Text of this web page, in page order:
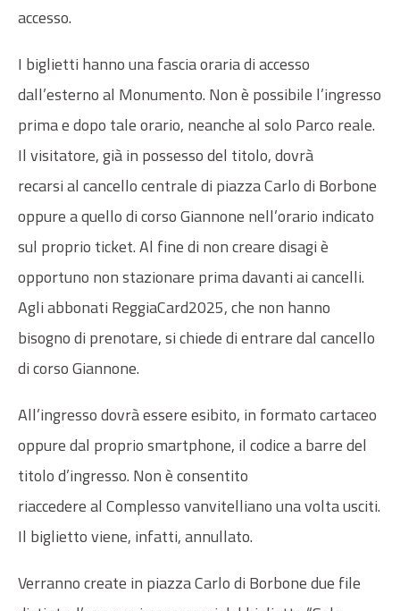
accesso.
I biglietti hanno una fascia oraria di accesso
dall’esterno al Monumento. Non è possibile l’ingresso
prima e dopo tale orario, neanche al solo Parco reale.
Il visitatore, già in possesso del titolo, dovrà
recarsi al cancello centrale di piazza Carlo di Borbone
oppure a quello di corso Giannone nell’orario indicato
sul proprio ticket. Al fine di non creare disagi è
opportuno non stazionare prima davanti ai cancelli.
Agli abbonati ReggiaCard2025, che non hanno
bisogno di prenotare, si chiede di entrare dal cancello
di corso Giannone.
All’ingresso dovrà essere esibito, in formato cartaceo
oppure dal proprio smartphone, il codice a barre del
titolo d’ingresso. Non è consentito
riaccedere al Complesso vanvitelliano una volta usciti.
Il biglietto viene, infatti, annullato.
Verranno create in piazza Carlo di Borbone due file